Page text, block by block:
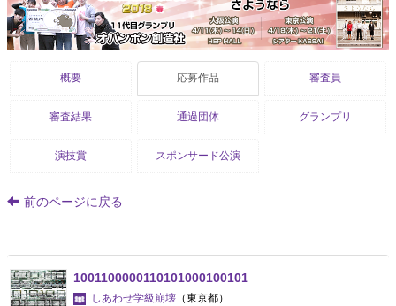
i
g
a
t
v
i
g
概要 応募作品 審査員
審査結果 通過団体 グランプリ
演技賞 スポンサード公演
前のページに戻る
1001100000110101000100101
しあわせ学級崩壊 （東京都）